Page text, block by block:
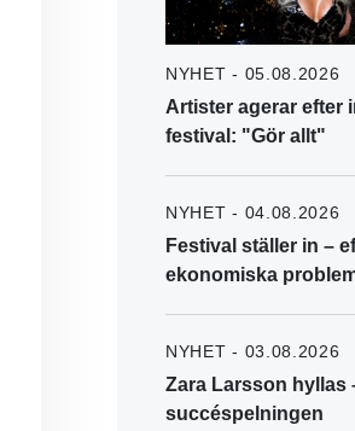
NYHET - 05.08.2026
Artister agerar efter
festival: "Gör allt"
NYHET - 04.08.2026
Festival ställer in –
ekonomiska
NYHET - 03.08.2026
Zara Larsson hyllas
succéspelningen